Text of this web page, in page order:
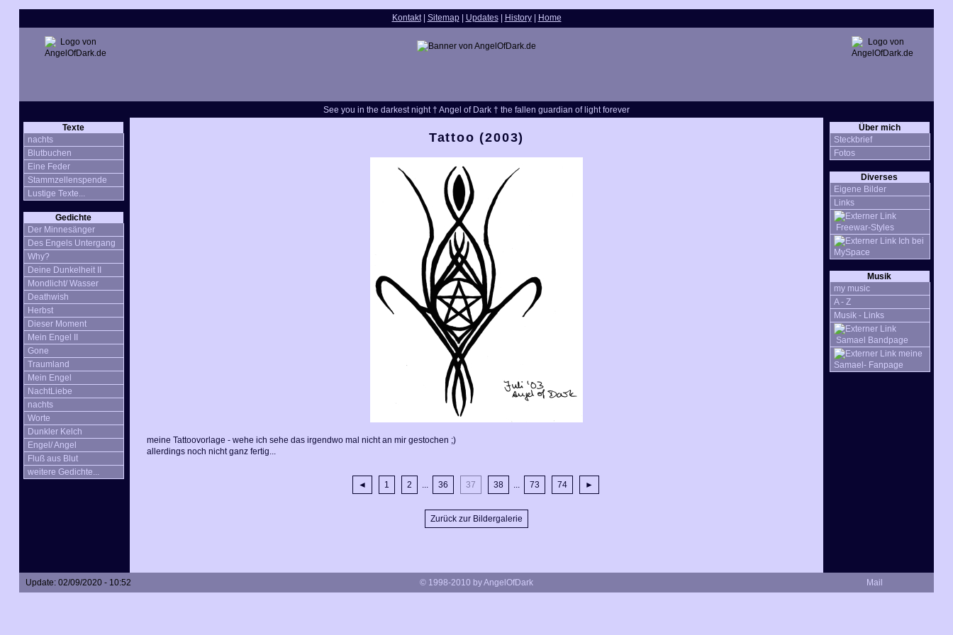
Kontakt Sitemap Updates History Home
See you in the darkest night † Angel of Dark † the fallen guardian of light forever
Texte
nachts
Blutbuchen
Eine Feder
Stammzellenspende
Lustige Texte...
Gedichte
Der Minnesänger
Des Engels Untergang
Why?
Deine Dunkelheit II
Mondlicht/ Wasser
Deathwish
Herbst
Dieser Moment
Mein Engel II
Gone
Traumland
Mein Engel
NachtLiebe
nachts
Worte
Dunkler Kelch
Engel/ Angel
Fluß aus Blut
weitere Gedichte...
Über mich
Steckbrief
Fotos
Diverses
Eigene Bilder
Links
Freewar-Styles
Ich bei
MySpace
Musik
my music
A - Z
Musik - Links
Samael Bandpage
meine
Samael- Fanpage
Tattoo (2003)
meine Tattoovorlage - wehe ich sehe das irgendwo mal nicht an mir gestochen ;)
allerdings noch nicht ganz fertig...
◄ 1 2 ... 36 37 38 ... 73 74 ►
Zurück zur Bildergalerie
Update: 02/09/2020 - 10:52 Mail
© 1998-2010 by AngelOfDark